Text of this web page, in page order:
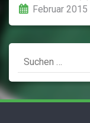
Februar 2015
Suchen
nach: